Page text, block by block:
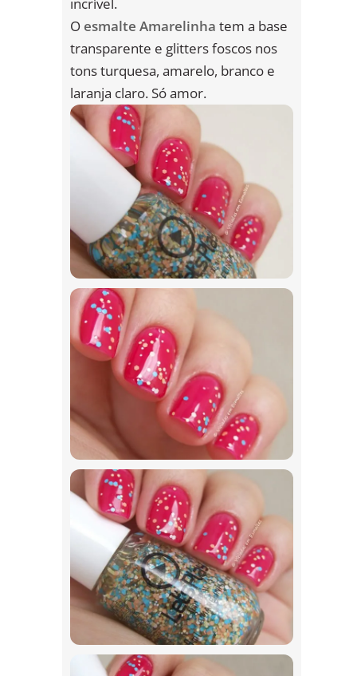
incrível.
O esmalte Amarelinha tem a base
transparente e glitters foscos nos
tons turquesa, amarelo, branco e
laranja claro. Só amor.